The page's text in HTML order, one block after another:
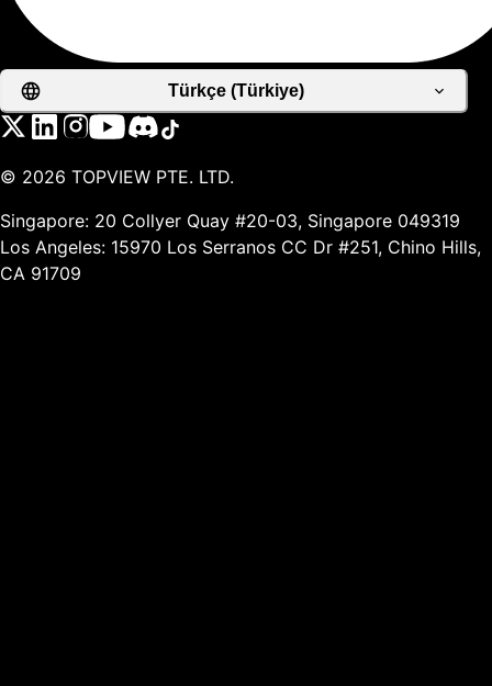
Türkçe (Türkiye)
© 2026 TOPVIEW PTE. LTD.
Singapore: 20 Collyer Quay #20-03, Singapore 049319
Los Angeles: 15970 Los Serranos CC Dr #251, Chino Hills,
CA 91709